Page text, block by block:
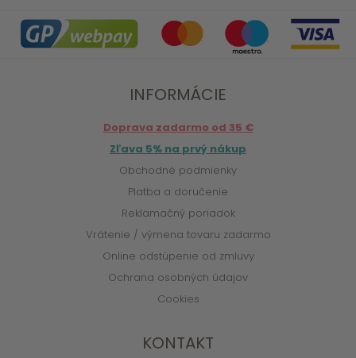
INFORMÁCIE
Doprava zadarmo od 35 €
Zľava 5% na prvý nákup
Obchodné podmienky
Platba a doručenie
Reklamačný poriadok
Vrátenie / výmena tovaru zadarmo
Online odstúpenie od zmluvy
Ochrana osobných údajov
Cookies
KONTAKT